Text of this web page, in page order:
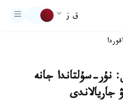
ق ز
اقوردا
نۇر-سۇلتاندا جانە
جاريالاندى